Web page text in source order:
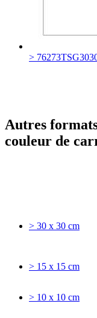
>
Autres
couleur de
> 30 x 30 cm
> 15 x 15 cm
> 10 x 10 cm